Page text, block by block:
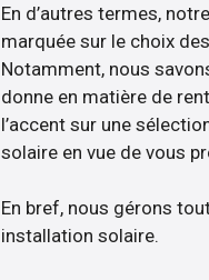
En d’autres termes,
marquée sur le choix
Notamment, nous
donne en matière de
l’accent sur une
solaire en vue de vous
En bref, nous gérons
installation solaire.